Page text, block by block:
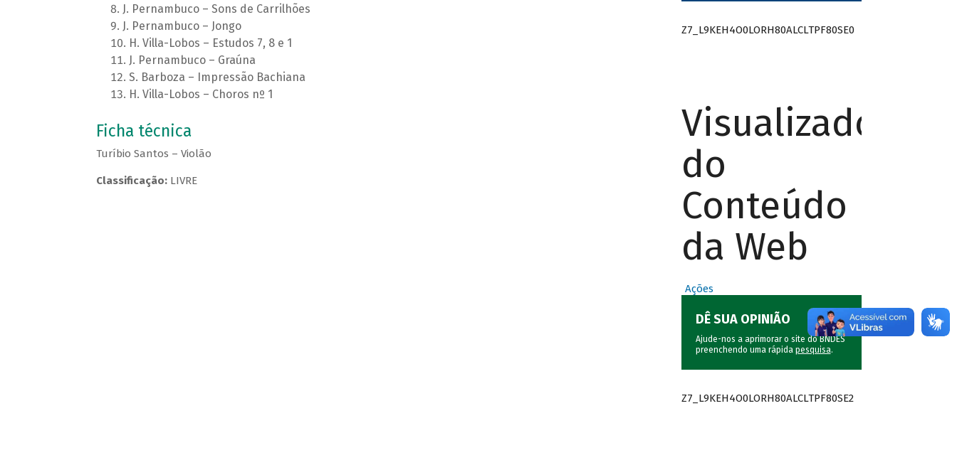
J. Pernambuco – Sons de Carrilhões
J. Pernambuco – Jongo
H. Villa-Lobos – Estudos 7, 8 e 1
J. Pernambuco – Graúna
S. Barboza – Impressão Bachiana
H. Villa-Lobos – Choros nº 1
Ficha técnica
Turíbio Santos – Violão
Classificação:LIVRE
Z7_L9KEH4O0LORH80ALCLTPF80SE0
Visualizador
do
Conteúdo
da Web
Ações
DÊ SUA OPINIÃO
Ajude-nos a aprimorar o site do BNDES
preenchendo uma rápida pesquisa.
Z7_L9KEH4O0LORH80ALCLTPF80SE2